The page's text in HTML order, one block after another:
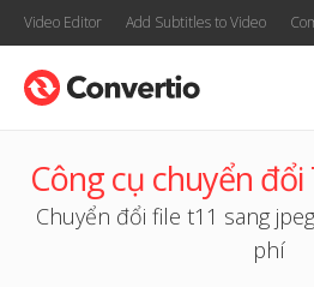
Video Editor Add Subtitles to Video
Công cụ chuyển đổi
Chuyển đổi file t11 sang
phí